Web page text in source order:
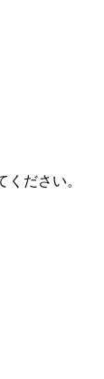
ださい。